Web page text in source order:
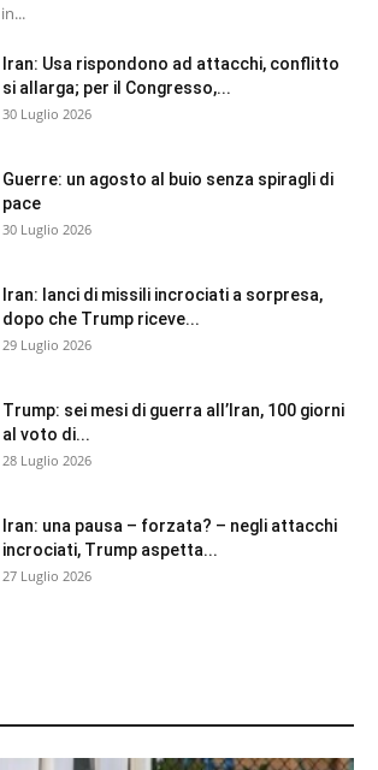
Iran: Usa rispondono ad attacchi, conflitto
si allarga; per il Congresso,...
30 Luglio 2026
Guerre: un agosto al buio senza spiragli di
pace
30 Luglio 2026
Iran: lanci di missili incrociati a sorpresa,
dopo che Trump riceve...
29 Luglio 2026
Trump: sei mesi di guerra all’Iran, 100 giorni
al voto di...
28 Luglio 2026
Iran: una pausa – forzata? – negli attacchi
incrociati, Trump aspetta...
27 Luglio 2026